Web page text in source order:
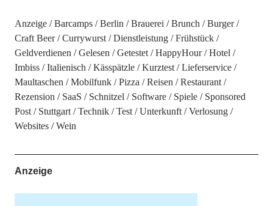
Anzeige Barcamps Berlin Brauerei Brunch
Burger
Craft Beer
Currywurst Dienstleistung
Frühstück
Geldverdienen
Gelesen Getestet HappyHour
Hotel
Imbiss
Italienisch Kässpätzle Kurztest
Lieferservice
Maultaschen
Mobilfunk Pizza Reisen
Restaurant
Rezension
SaaS Schnitzel Software Spiele
Sponsored
Post
Stuttgart Technik Test Unterkunft
Verlosung
Websites
Wein
Anzeige